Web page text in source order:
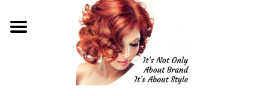
Just for Him